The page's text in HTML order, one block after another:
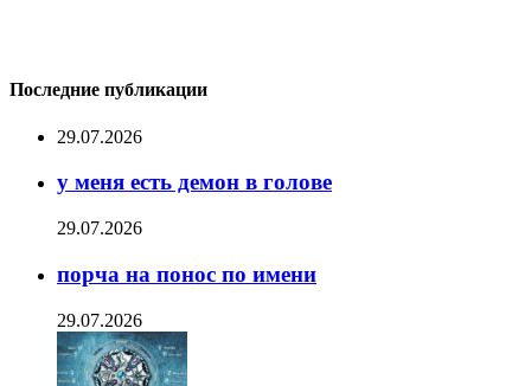
Последние публикации
29.07.2026
у меня есть демон в голове
29.07.2026
порча на понос по имени
29.07.2026